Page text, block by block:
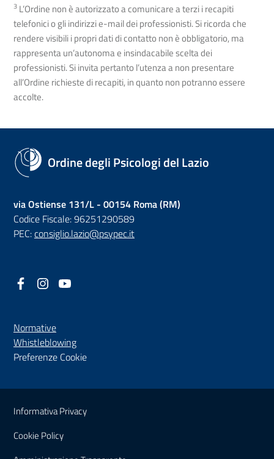
3 L’Ordine non è autorizzato a comunicare a terzi i recapiti
telefonici o gli indirizzi e-mail dei professionisti. Si ricorda che
rendere visibili i propri dati di contatto non è obbligatorio, ma
rappresenta un’autonoma e insindacabile scelta dei
professionisti. Si invita pertanto l’utenza a non presentare
all’Ordine richieste di recapiti, in quanto non potranno essere
accolte.
Ordine degli Psicologi del Lazio
via Ostiense 131/L - 00154 Roma (RM)
Codice Fiscale: 96251290589
PEC:consiglio.lazio@psypec.it
Facebook
(nuova scheda - new tab)
Instagram
(nuova scheda - new tab)
Normative
Whistleblowing(nuova scheda - new tab)
Preferenze Cookie
Sezione Link Utili
Informativa Privacy
Cookie Policy